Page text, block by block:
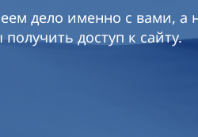
дело именно с вами, а
доступ к сайту.